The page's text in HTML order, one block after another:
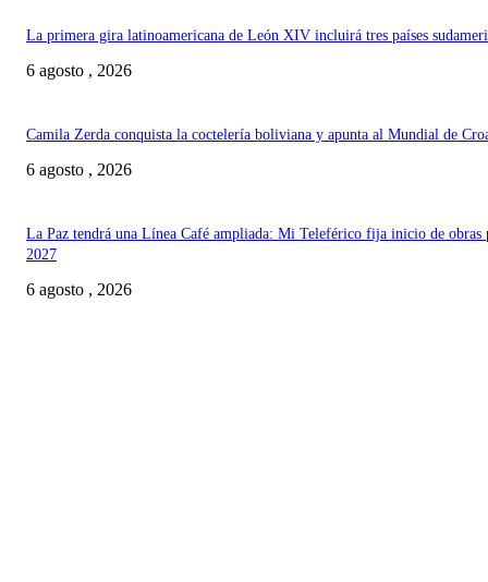
La primera gira latinoamericana de León XIV incluirá tres países
6 agosto , 2026
Camila Zerda conquista la coctelería boliviana y apunta al Mundial de
6 agosto , 2026
La Paz tendrá una Línea Café ampliada: Mi Teleférico fija inicio de obras
2027
6 agosto , 2026